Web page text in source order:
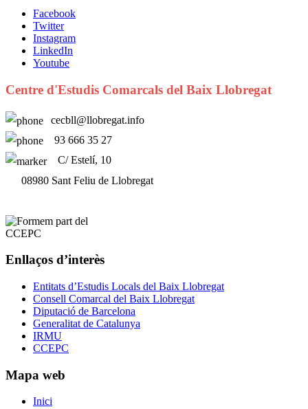
Facebook
Twitter
Instagram
LinkedIn
Youtube
Centre d'Estudis Comarcals del Baix Llobregat
cecbll@llobregat.info
93 666 35 27
C/ Estelí, 10
08980 Sant Feliu de Llobregat
Enllaços d’interès
Entitats d’Estudis Locals del Baix Llobregat
Consell Comarcal del Baix Llobregat
Diputació de Barcelona
Generalitat de Catalunya
IRMU
CCEPC
Mapa web
Inici